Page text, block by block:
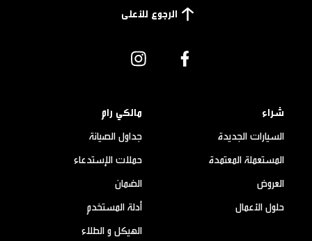
الرجوع للأعلى
شراء
السيارات الجديدة
المستعملة المعتمدة
العروض
حلول الأعمال
مالكي رام
جداول الصيانة
حملات الإستدعاء
الضمان
أدلة المستخدم
الهيكل و الطلاء